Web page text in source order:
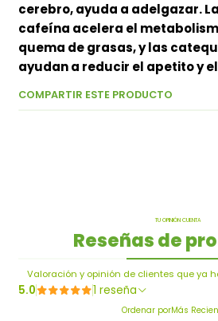
cerebro, ayuda a adelgazar.
cafeína acelera el
quema de grasas, y las
ayudan a reducir el apetito y
COMPARTIR ESTE PRODUCTO
TU OPINIÓN CUENTA
Reseñas de
Valoración y opinión de clientes que ya
5.0 1 reseña
Ordenar porMás